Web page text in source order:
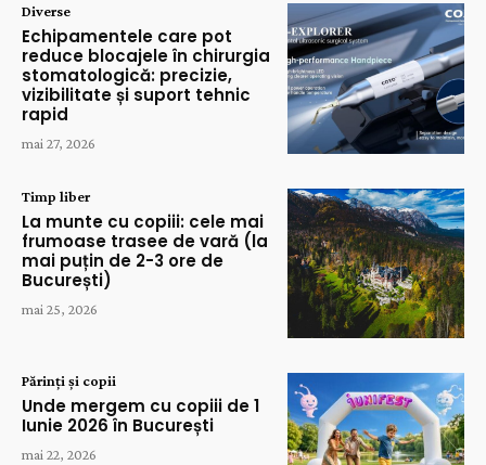
Diverse
Echipamentele care pot
reduce blocajele în chirurgia
stomatologică: precizie,
vizibilitate și suport tehnic
rapid
mai 27, 2026
Timp liber
La munte cu copiii: cele mai
frumoase trasee de vară (la
mai puțin de 2-3 ore de
București)
mai 25, 2026
Părinți și copii
Unde mergem cu copiii de 1
Iunie 2026 în București
mai 22, 2026